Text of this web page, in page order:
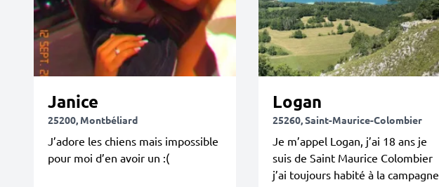
Janice
25200, Montbéliard
J’adore les chiens mais impossible
pour moi d’en avoir un :(
Logan
25260, Saint-Maurice-Colombier
Je m’appel Logan, j’ai 18 ans je
suis de Saint Maurice Colombier
j’ai toujours habité à la campagne